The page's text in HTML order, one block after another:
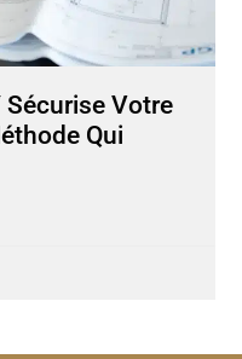
Sécurise Votre
Qui